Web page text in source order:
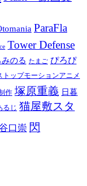
ParaFla
Tower Defense
のる たまご ぴろぴ
トップモーションアニメ
作 塚原重義 日暮
るじ 猫屋敷スタ
口崇 閃